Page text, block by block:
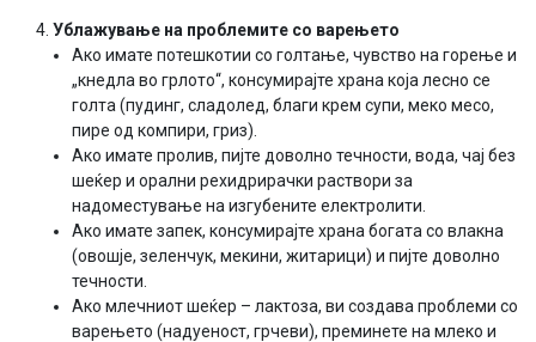
Ублажување на проблемите со варењето
Ако имате потешкотии со голтање, чувство на горење и
„кнедла во грлото“, консумирајте храна која лесно се
голта (пудинг, сладолед, благи крем супи, меко месо,
пире од компири, гриз).
Ако имате пролив, пијте доволно течности, вода, чај без
шеќер и орални рехидрирачки раствори за
надоместување на изгубените електролити.
Ако имате запек, консумирајте храна богата со влакна
(овошје, зеленчук, мекини, житарици) и пијте доволно
течности.
Ако млечниот шеќер – лактоза, ви создава проблеми со
варењето (надуеност, грчеви), преминете на млеко и